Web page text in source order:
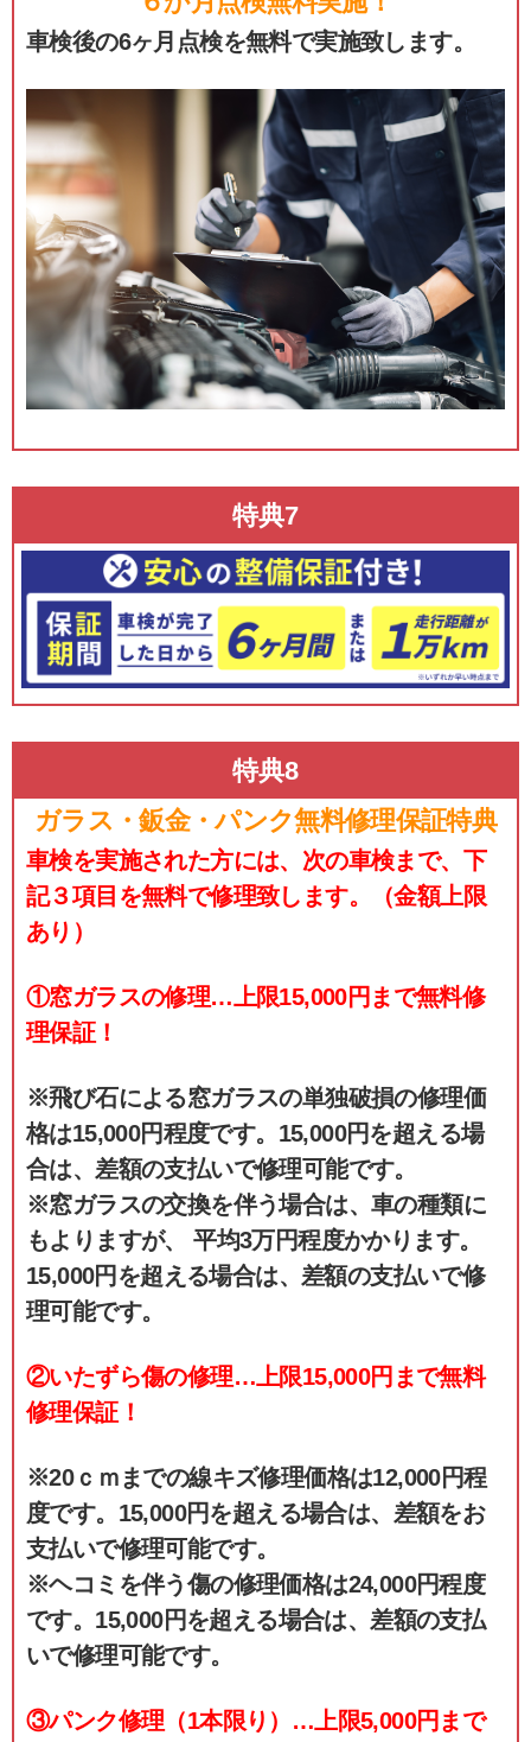
車検後の6ヶ月点検を無料で実施致します。
特典7
特典8
ガラス・鈑金・パンク無料修理保証特典
車検を実施された方には、次の車検まで、下
記３項目を無料で修理致します。（金額上限
あり）
①窓ガラスの修理…上限15,000円まで無料修
理保証！
※飛び石による窓ガラスの単独破損の修理価
格は15,000円程度です。15,000円を超える場
合は、差額の支払いで修理可能です。
※窓ガラスの交換を伴う場合は、車の種類に
もよりますが、 平均3万円程度かかります。
15,000円を超える場合は、差額の支払いで修
理可能です。
②いたずら傷の修理…上限15,000円まで無料
修理保証！
※20ｃｍまでの線キズ修理価格は12,000円程
度です。15,000円を超える場合は、差額をお
支払いで修理可能です。
※ヘコミを伴う傷の修理価格は24,000円程度
です。15,000円を超える場合は、差額の支払
いで修理可能です。
③パンク修理（1本限り）…上限5,000円まで